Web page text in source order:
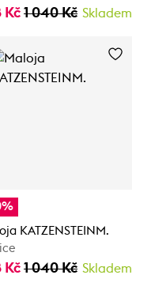
Kč 1 040 Kč Skladem
KATZENSTEINM.
Kč 1 040 Kč Skladem